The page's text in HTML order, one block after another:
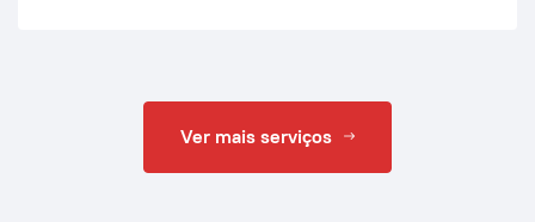
Ver mais serviços